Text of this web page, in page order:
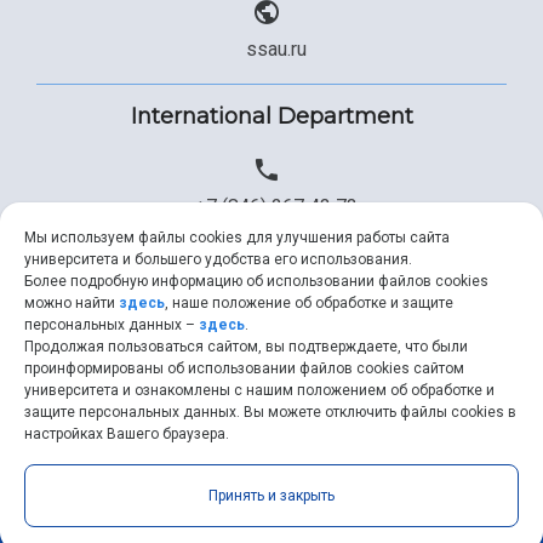
ssau.ru
International Department
+7 (846) 267 43 73
+7 (846) 334 57 22
ssau@ssau.ru
Samara University © 2026 | API
Мы используем файлы cookies для улучшения работы сайта
университета и большего удобства его использования.
Более подробную информацию об использовании файлов cookies
можно найти здесь, наше положение об обработке и защите
персональных данных – здесь.
Продолжая пользоваться сайтом, вы подтверждаете, что были
проинформированы об использовании файлов cookies сайтом
университета и ознакомлены с нашим положением об обработке и
защите персональных данных. Вы можете отключить файлы cookies в
настройках Вашего браузера.
Принять и закрыть